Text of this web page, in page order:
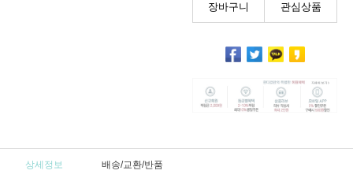
장바구니 관심상품
상세정보 배송/교환/반품